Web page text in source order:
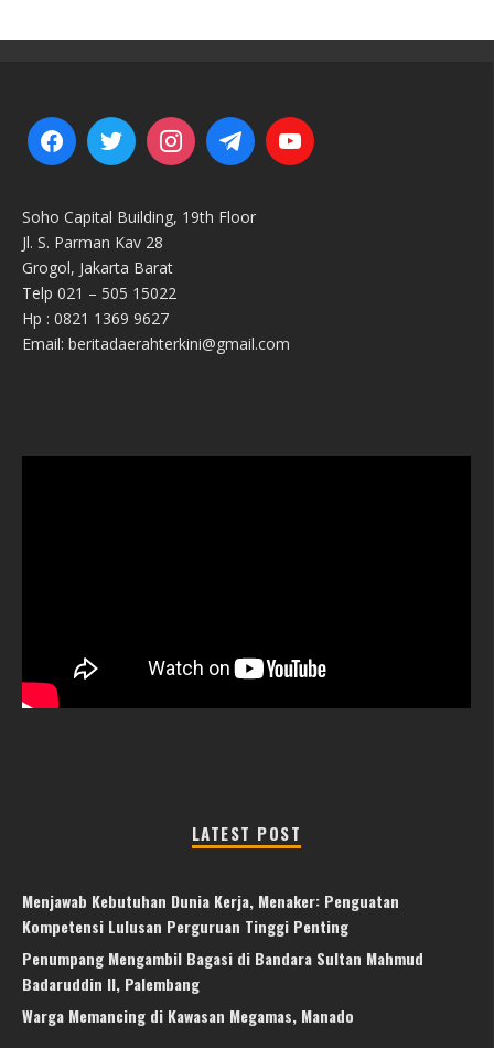
Soho Capital Building, 19th Floor
Jl. S. Parman Kav 28
Grogol, Jakarta Barat
Telp 021 – 505 15022
Hp : 0821 1369 9627
Email: beritadaerahterkini@gmail.com
LATEST POST
Menjawab Kebutuhan Dunia Kerja, Menaker: Penguatan
Kompetensi Lulusan Perguruan Tinggi Penting
Penumpang Mengambil Bagasi di Bandara Sultan Mahmud
Badaruddin II, Palembang
Warga Memancing di Kawasan Megamas, Manado